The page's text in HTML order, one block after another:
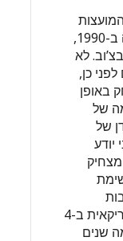
בפעם הראשונה ב-1990,
לא
כן,
באופן
של
של
יודע
מצחיק
השגרירות האמריקאית ב-4
שנים